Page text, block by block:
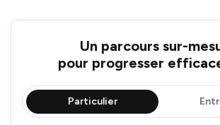
Un parcours sur-
pour progresser
Particulier